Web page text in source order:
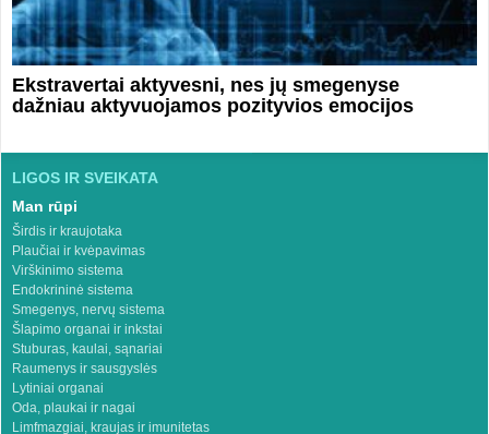
Ekstravertai aktyvesni, nes jų smegenyse
dažniau aktyvuojamos pozityvios emocijos
LIGOS IR SVEIKATA
Man rūpi
Širdis ir kraujotaka
Plaučiai ir kvėpavimas
Virškinimo sistema
Endokrininė sistema
Smegenys, nervų sistema
Šlapimo organai ir inkstai
Stuburas, kaulai, sąnariai
Raumenys ir sausgyslės
Lytiniai organai
Oda, plaukai ir nagai
Limfmazgiai, kraujas ir imunitetas